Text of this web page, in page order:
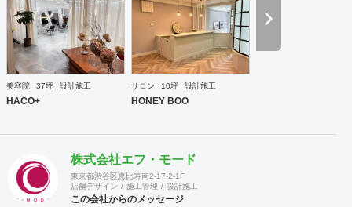
多様な請負形態が可能です。工場では金属を中心にさまざま
な素材を用いた制作が可能で、例えば通常デザイン性とは無
縁な特定防火設備（鉄扉）などにも高いデザイン性を施すこ
とも可能です。 GRIDFRAME とりかえのきかない空間
https://gridframe.co.jp/ Synes(シネス) 霧のようなやわらか
込む空間 https://sotochiku.com/
美容院 37坪 設計施工
HACO+
サロン 10坪 設計施工
HONEY BOO
株式会社エフ・モード
東京都渋谷区恵比寿南2-17-2-1F
店舗デザイン
施工管理 設計施工
この会社からのメッセージ